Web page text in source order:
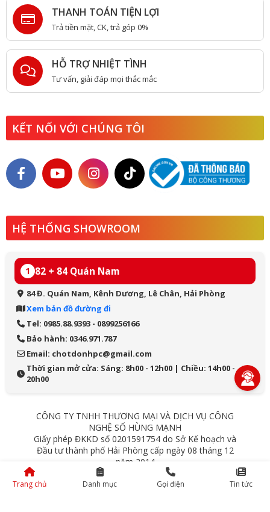
THANH TOÁN TIỆN LỢI
Trả tiền mặt, CK, trả góp 0%
HỖ TRỢ NHIỆT TÌNH
Tư vấn, giải đáp mọi thắc mắc
KẾT NỐI VỚI CHÚNG TÔI
HỆ THỐNG SHOWROOM
1 82 + 84 Quán Nam
84 Đ. Quán Nam, Kênh Dương, Lê Chân, Hải Phòng
Xem bản đồ đường đi
Tel: 0985.88.9393 - 0899256166
Bảo hành: 0346.971.787
Email: chotdonhpc@gmail.com
Thời gian mở cửa: Sáng: 8h00 - 12h00 | Chiều: 14h00 -
20h00
CÔNG TY TNHH THƯƠNG MẠI VÀ DỊCH VỤ CÔNG
NGHỆ SỐ HÙNG MẠNH
Giấy phép ĐKKD số 0201591754 do Sở Kế hoạch và
Đầu tư thành phố Hải Phòng cấp ngày 08 tháng 12
năm 2014
84 Quán Nam - Lê Chân - Hải Phòng
Trang chủ Danh mục Gọi điện Tin tức